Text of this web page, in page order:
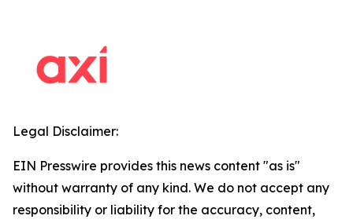
Legal Disclaimer:
EIN Presswire provides this news content "as is"
without warranty of any kind. We do not accept any
responsibility or liability for the accuracy, content,